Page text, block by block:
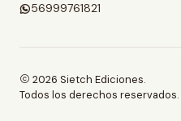
56999761821
2026 Sietch Ediciones.
Todos los derechos reservados.